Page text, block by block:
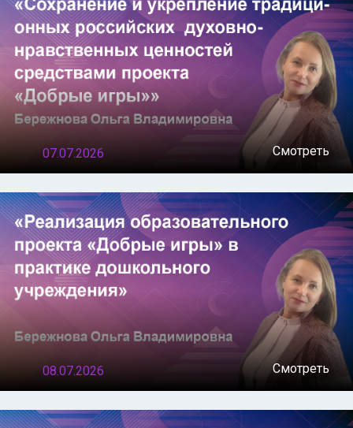
07.07.2026 Смотреть
08.07.2026 Смотреть